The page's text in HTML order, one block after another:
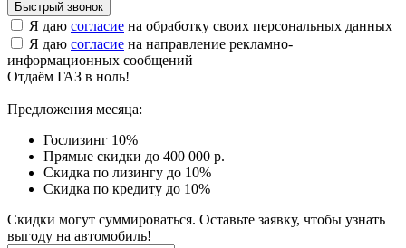
Быстрый звонок
Я даю согласие на обработку своих персональных данных
Я даю согласие на направление рекламно-
информационных сообщений
Отдаём ГАЗ в ноль!
Предложения месяца:
Гослизинг 10%
Прямые скидки до 400 000 р.
Скидка по лизингу до 10%
Скидка по кредиту до 10%
Скидки могут суммироваться. Оставьте заявку, чтобы узнать
выгоду на автомобиль!